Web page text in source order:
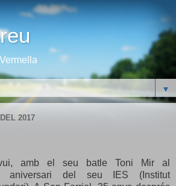
▼
2017
amb el seu batle Toni Mir al
aniversari del seu IES (Institut